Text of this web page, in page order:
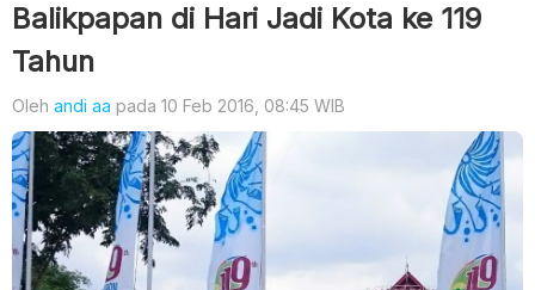
Balikpapan di Hari Jadi Kota ke 119
Tahun
Oleh andi aa pada 10 Feb 2016, 08:45 WIB